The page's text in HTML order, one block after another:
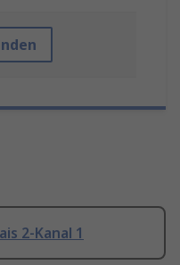
2-Kanal 1